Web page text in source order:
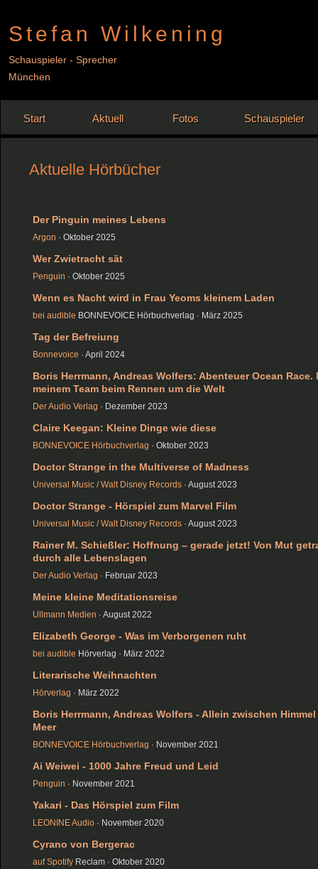
Stefan Wilkening
Schauspieler - Sprecher
München
Start Aktuell Fotos Schauspieler
Aktuelle Hörbücher
Der Pinguin meines Lebens
Argon · Oktober 2025
Wer Zwietracht sät
Penguin · Oktober 2025
Wenn es Nacht wird in Frau Yeoms kleinem Laden
bei audible BONNEVOICE Hörbuchverlag · März 2025
Tag der Befreiung
Bonnevoice · April 2024
Boris Herrmann, Andreas Wolfers: Abenteuer Ocean Race.
meinem Team beim Rennen um die Welt
Der Audio Verlag · Dezember 2023
Claire Keegan: Kleine Dinge wie diese
BONNEVOICE Hörbuchverlag · Oktober 2023
Doctor Strange in the Multiverse of Madness
Universal Music / Walt Disney Records · August 2023
Doctor Strange - Hörspiel zum Marvel Film
Universal Music / Walt Disney Records · August 2023
Rainer M. Schießler: Hoffnung – gerade jetzt! Von Mut
durch alle Lebenslagen
Der Audio Verlag · Februar 2023
Meine kleine Meditationsreise
Ullmann Medien · August 2022
Elizabeth George - Was im Verborgenen ruht
bei audible Hörverlag · März 2022
Literarische Weihnachten
Hörverlag · März 2022
Boris Herrmann, Andreas Wolfers - Allein zwischen
Meer
BONNEVOICE Hörbuchverlag · November 2021
Ai Weiwei - 1000 Jahre Freud und Leid
Penguin · November 2021
Yakari - Das Hörspiel zum Film
LEONINE Audio · November 2020
Cyrano von Bergerac
auf Spotify Reclam · Oktober 2020